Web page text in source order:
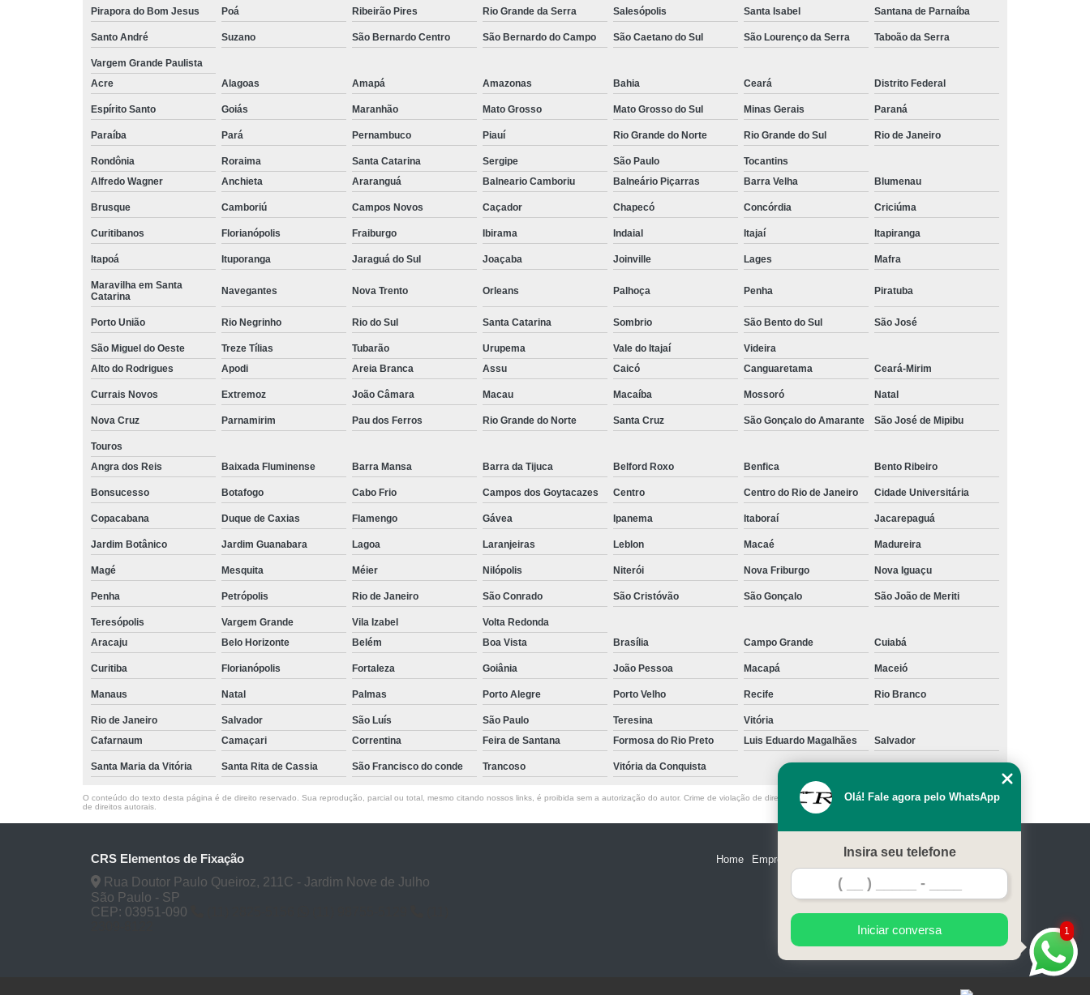
Parafuso Sextavado com Porca
Parafuso Sextavado Interno
Parafuso Sextavado Rosca Inteira
Pirapora do Bom Jesus Poá Ribeirão Pires Rio Grande da Serra Salesópolis Santa Isabel Santana de Parnaíba
Santo André Suzano São Bernardo Centro São Bernardo do Campo São Caetano do Sul São Lourenço da Serra Taboão da Serra
Vargem Grande Paulista
Acre
Alagoas Amapá Amazonas Bahia Ceará Distrito Federal
Espírito Santo Goiás Maranhão Mato Grosso Mato Grosso do Sul Minas Gerais Paraná
Paraíba Pará Pernambuco Piauí Rio Grande do Norte Rio Grande do Sul Rio de Janeiro
Rondônia Roraima Santa Catarina Sergipe São Paulo
Tocantins
Alfredo Wagner
Anchieta Araranguá Balneario Camboriu Balneário Piçarras Barra Velha Blumenau
Brusque Camboriú Campos Novos Caçador Chapecó Concórdia Criciúma
Curitibanos Florianópolis Fraiburgo Ibirama Indaial Itajaí Itapiranga
Itapoá Ituporanga Jaraguá do Sul Joaçaba Joinville Lages Mafra
Maravilha em Santa
Catarina
Navegantes Nova Trento Orleans Palhoça Penha Piratuba
Porto União Rio Negrinho Rio do Sul Santa Catarina Sombrio São Bento do Sul São José
São Miguel do Oeste Treze Tílias Tubarão Urupema Vale do Itajaí
Videira
Alto do Rodrigues
Apodi Areia Branca Assu Caicó Canguaretama Ceará-Mirim
Currais Novos Extremoz João Câmara Macau Macaíba Mossoró Natal
Nova Cruz Parnamirim Pau dos Ferros Rio Grande do Norte Santa Cruz São Gonçalo do Amarante São José de Mipibu
Touros
Angra dos Reis
Baixada Fluminense Barra Mansa Barra da Tijuca Belford Roxo Benfica Bento Ribeiro
Bonsucesso Botafogo Cabo Frio Campos dos Goytacazes Centro Centro do Rio de Janeiro Cidade Universitária
Copacabana Duque de Caxias Flamengo Gávea Ipanema Itaboraí Jacarepaguá
Jardim Botânico Jardim Guanabara Lagoa Laranjeiras Leblon Macaé Madureira
Magé Mesquita Méier Nilópolis Niterói Nova Friburgo Nova Iguaçu
Penha Petrópolis Rio de Janeiro São Conrado São Cristóvão São Gonçalo São João de Meriti
Teresópolis Vargem Grande Vila Izabel
Volta Redonda
Aracaju
Belo Horizonte Belém Boa Vista Brasília Campo Grande Cuiabá
Curitiba Florianópolis Fortaleza Goiânia João Pessoa Macapá Maceió
Manaus Natal Palmas Porto Alegre Porto Velho Recife Rio Branco
Rio de Janeiro Salvador São Luís São Paulo Teresina
Vitória
Cafarnaum
Camaçari Correntina Feira de Santana Formosa do Rio Preto Luis Eduardo Magalhães Salvador
Santa Maria da Vitória Santa Rita de Cassia São Francisco do conde Trancoso Vitória da Conquista
O conteúdo do texto desta página é de direito reservado. Sua reprodução, parcial ou total, mesmo citando nossos links, é proibida sem a autorização do autor. Crime de violação de direito autoral – artigo 184 do Código Penal – Lei 9610/98 - Lei
de direitos autorais
CRS Elementos de Fixação
Rua Doutor Paulo Queiroz, 211C - Jardim Nove de Julho
São Paulo - SP
CEP: 03951-090
Home Empresa Serviços Contato Mapa do site
1
Olá! Fale agora pelo WhatsApp
Insira seu telefone
Iniciar conversa